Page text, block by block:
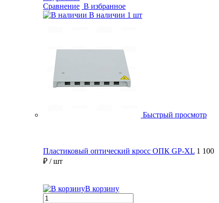
Сравнение В избранное
В наличии 1 шт
Быстрый просмотр
Пластиковый оптический кросс ОПК GP-XL 1 100
₽ / шт
В корзину